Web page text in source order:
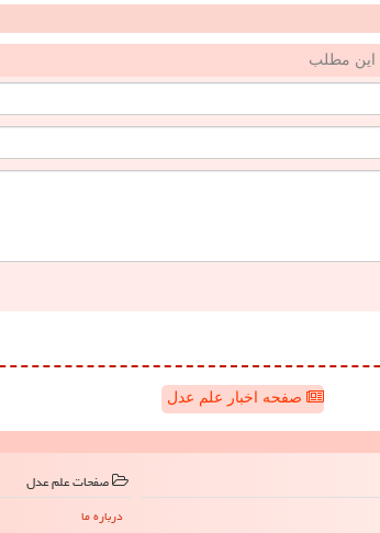
این مطلب
صفحه اخبار علم عدل
صفحات علم عدل
درباره ما